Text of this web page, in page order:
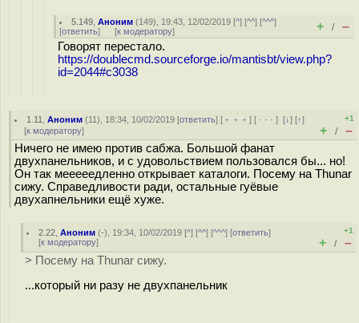
5.149 ,Аноним (149), 19:43, 12/02/2019 [^] [^^] [^^^]
[ответить] [к модератору] + / –
Говорят перестало.
https://doublecmd.sourceforge.io/mantisbt/view.php?
id=2044#c3038
1.11 ,Аноним (11), 18:34, 10/02/2019 [ответить] [ ﹢﹢﹢] [ · · ·][↓] [↑]
[к модератору]
+1
+ / –
Ничего не имею против сабжа. Большой фанат
двухпанельников, и с удовольствием пользовался бы... но!
Он так мееееедленно открывает каталоги. Посему на Thunar
сижу. Справедливости ради, остальные гуёвые
двухапнельники ещё хуже.
2.22 ,Аноним (-), 19:34, 10/02/2019 [^] [^^] [^^^] [ответить]
[к модератору]
+1
+ / –
> Посему на Thunar сижу.
...который ни разу не двухпанельник